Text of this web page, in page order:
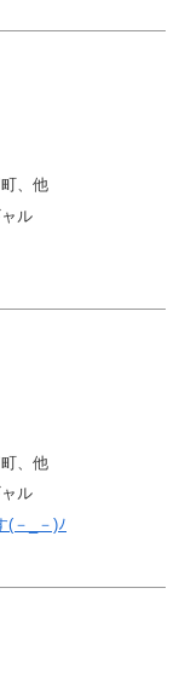
、他
ル
、他
ル
(－_－)ﾉ